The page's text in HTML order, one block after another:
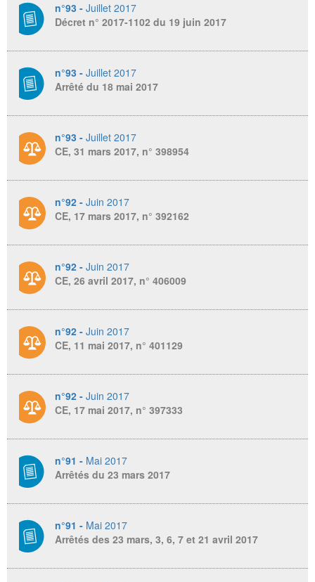
n°93 - Juillet 2017
Décret n° 2017-1102 du 19 juin 2017
n°93 - Juillet 2017
Arrêté du 18 mai 2017
n°93 - Juillet 2017
CE, 31 mars 2017, n° 398954
n°92 - Juin 2017
CE, 17 mars 2017, n° 392162
n°92 - Juin 2017
CE, 26 avril 2017, n° 406009
n°92 - Juin 2017
CE, 11 mai 2017, n° 401129
n°92 - Juin 2017
CE, 17 mai 2017, n° 397333
n°91 - Mai 2017
Arrêtés du 23 mars 2017
n°91 - Mai 2017
Arrêtés des 23 mars, 3, 6, 7 et 21 avril 2017